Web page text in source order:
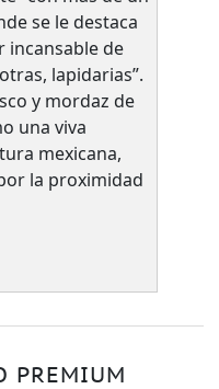
se le destaca
incansable de
lapidarias”.
y mordaz de
una viva
mexicana,
la proximidad
PREMIUM